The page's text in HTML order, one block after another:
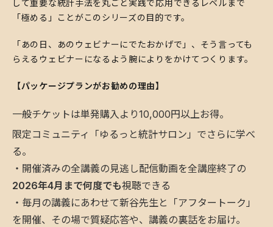
して重要な統計手法を丸ごと実践で応用できるレベルまで
「極める」ことがこのシリーズの目的です。
​「あの日、あのウェビナーにでたおかげで」、そう言っても
らえるウェビナーになるよう腕によりをかけてつくります。
【パッケージプランがお勧めの理由】
​一般チケットは単発購入より10,000円以上お得。
​限定コミュニティ「ゆるっと統計サロン」でさらに学べ
る。
・開催済みの全講義の見逃し配信動画を全講座終了の
2026年4月まで何度でも視聴できる
・毎月の講義にあわせて新谷先生と「アフタートーク」
を開催、その場で質疑応答や、講義の裏話をお届け。